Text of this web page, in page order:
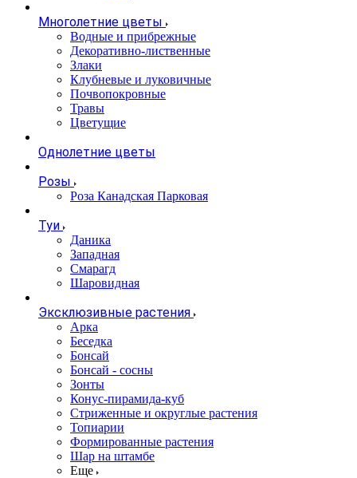
Многолетние цветы
Водные и прибрежные
Декоративно-лиственные
Злаки
Клубневые и луковичные
Почвопокровные
Травы
Цветущие
Однолетние цветы
Розы
Роза Канадская Парковая
Туи
Даника
Западная
Смарагд
Шаровидная
Эксклюзивные растения
Арка
Беседка
Бонсай
Бонсай - сосны
Зонты
Конус-пирамида-куб
Стриженные и округлые растения
Топиарии
Формированные растения
Шар на штамбе
Еще